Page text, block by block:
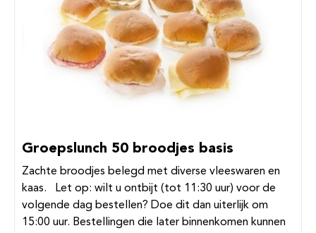
Groepslunch 50 broodjes basis
Zachte broodjes belegd met diverse vleeswaren en
kaas. Let op: wilt u ontbijt (tot 11:30 uur) voor de
volgende dag bestellen? Doe dit dan uiterlijk om
15:00 uur. Bestellingen die later binnenkomen kunnen